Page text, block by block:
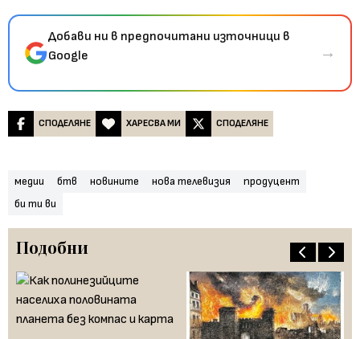
Добави ни в предпочитани източници в
Google
→
СПОДЕЛЯНЕ ХАРЕСВА МИ СПОДЕЛЯНЕ
медии бтв новините нова телевизия
продуцент
би ти ви
Подобни